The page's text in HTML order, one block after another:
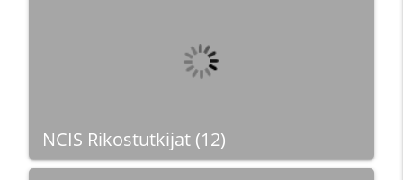
NCIS Rikostutkijat (12)